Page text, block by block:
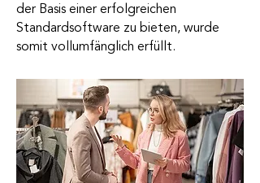
der Basis einer erfolgreichen
Standardsoftware zu bieten, wurde
somit vollumfänglich erfüllt.